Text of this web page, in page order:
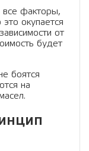
все факторы,
это окупается
от
будет
боятся
на